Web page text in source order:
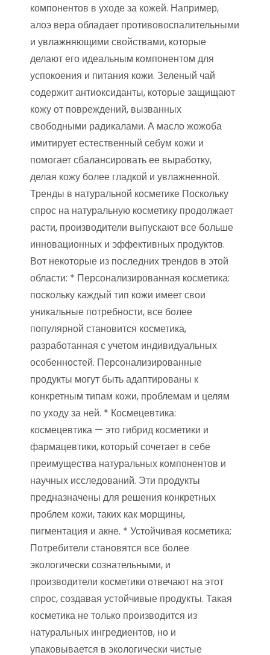
компонентов в уходе за кожей. Например,
алоэ вера обладает противовоспалительными
и увлажняющими свойствами, которые
делают его идеальным компонентом для
успокоения и питания кожи. Зеленый чай
содержит антиоксиданты, которые защищают
кожу от повреждений, вызванных
свободными радикалами. А масло жожоба
имитирует естественный себум кожи и
помогает сбалансировать ее выработку,
делая кожу более гладкой и увлажненной.
Тренды в натуральной косметике Поскольку
спрос на натуральную косметику продолжает
расти, производители выпускают все больше
инновационных и эффективных продуктов.
Вот некоторые из последних трендов в этой
области: * Персонализированная косметика:
поскольку каждый тип кожи имеет свои
уникальные потребности, все более
популярной становится косметика,
разработанная с учетом индивидуальных
особенностей. Персонализированные
продукты могут быть адаптированы к
конкретным типам кожи, проблемам и целям
по уходу за ней. * Космецевтика:
космецевтика — это гибрид косметики и
фармацевтики, который сочетает в себе
преимущества натуральных компонентов и
научных исследований. Эти продукты
предназначены для решения конкретных
проблем кожи, таких как морщины,
пигментация и акне. * Устойчивая косметика:
Потребители становятся все более
экологически сознательными, и
производители косметики отвечают на этот
спрос, создавая устойчивые продукты. Такая
косметика не только производится из
натуральных ингредиентов, но и
упаковывается в экологически чистые